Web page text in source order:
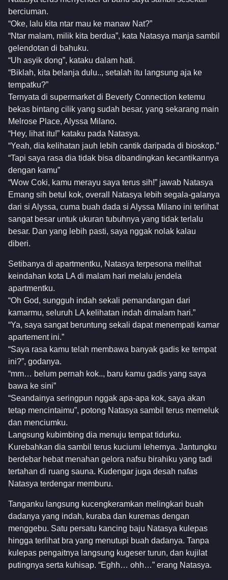
berciuman.
“Oke, lalu kita ntar mau ke manaw Nat?”
“Ntar malam, milik kita berdua”, kata Natasya manja sambil
gelendotan di bahuku.
“Uh asyik dong”, kataku dalam hati.
“Biklah, kita belanja dulu.., setalah itu langsung aja ke
tempatku?”
Ternyata di supermarket di Beverly Connection ketemu
bekas bintang cilik yang sudah besar, yang sekarang main
Melrose Place, Alyssa Milano.
“Hey, lihat itu!” kataku pada Natasya.
“Yeah, dia kelihatan jauh lebih cantik daripada di bioskop.”
“Tapi saya rasa dia tidak bisa dibandingkan kecantikannya
dengan kamu”
“Wow Coki, kamu merayu saya terus sih!” jawab Natasya
Emang sih betul kok, overall Natasya lebih segala-galanya
dari si Alyssa, cuma buah dada si Alyssa Milano ini terlihat
sangat besar untuk ukuran tubuhnya yang tidak terlalu
besar. Dan yang lebih pasti, saya nggak nolak kalau
diberi.
Setibanya di apartmentku, Natasya terpesona melihat
keindahan kota LA di malam hari melalu jendela
apartmentku.
“Oh God, sungguh indah sekali pemandangan dari
kamarmu, seluruh LA kelihatan indah dimalam hari.”
“Ya, saya sangat beruntung sekali dapat menempati kamar
apartement ini.”
“Saya rasa kamu telah membawa banyak gadis ke tempat
ini?”, godanya.
“mm… belum pernah kok.., baru kamu gadis yang saya
bawa ke sini”
“Seandainya seringpun nggak apa-apa kok, saya akan
tetap mencintaimu”, potong Natasya sambil terus memeluk
dan menciumku.
Langsung kubimbing dia menuju tempat tidurku.
Kurebahkan dia sambil terus kuciumi lehernya. Jantungku
berdebar hebat menahan gelora nafsu birahiku yang tadi
tertahan di ruang sauna. Kudengar juga desah nafas
Natasya terdengar memburu.
Tanganku langsung kucengkeramkan melingkari buah
dadanya yang indah, kuraba dan kuremas dengan
menggebu. Satu persatu kancing baju Natasya kulepas
hingga terlihat bra yang menutupi buah dadanya. Tanpa
kulepas pengaitnya langsung kugeser turun, dan kujilat
putingnya serta kuhisap. “Eghh… ohh…” erang Natasya.